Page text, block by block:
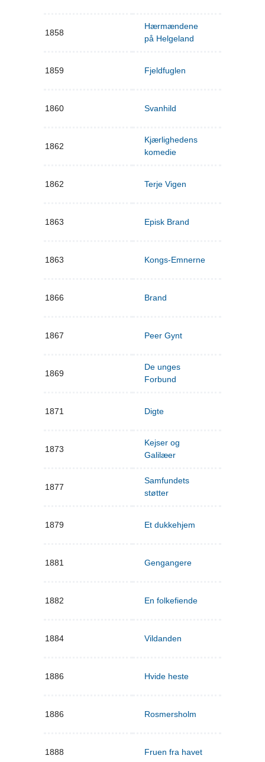
1858
Hærmændene
på Helgeland
1859 Fjeldfuglen
1860 Svanhild
1862
Kjærlighedens
komedie
1862 Terje Vigen
1863 Episk Brand
1863 Kongs-Emnerne
1866 Brand
1867 Peer Gynt
1869
De unges
Forbund
1871 Digte
1873
Kejser og
Galilæer
1877
Samfundets
støtter
1879 Et dukkehjem
1881 Gengangere
1882 En folkefiende
1884 Vildanden
1886 Hvide heste
1886 Rosmersholm
1888 Fruen fra havet